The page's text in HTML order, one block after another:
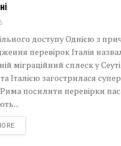
доступу Однією з
перевірок Італія
міграційний сплеск у
Італією загострилася
посилити перевірки
DETAILS